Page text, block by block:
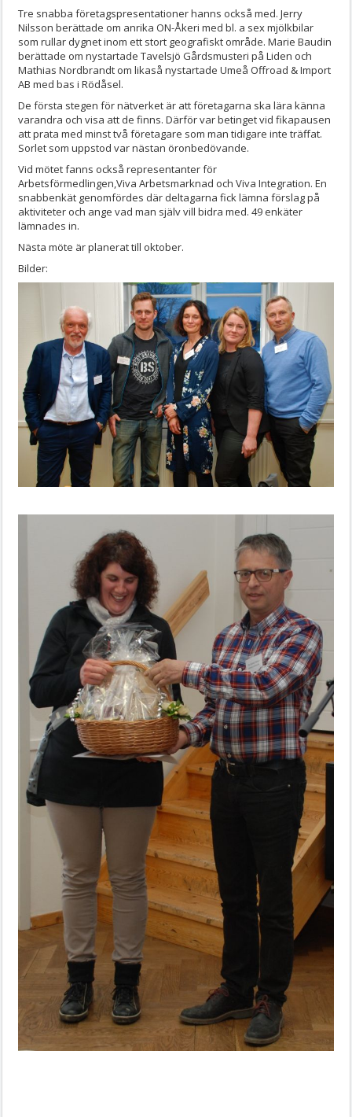
Tre snabba företagspresentationer hanns också med. Jerry
Nilsson berättade om anrika ON-Åkeri med bl. a sex mjölkbilar
som rullar dygnet inom ett stort geografiskt område. Marie Baudin
berättade om nystartade Tavelsjö Gårdsmusteri på Liden och
Mathias Nordbrandt om likaså nystartade Umeå Offroad & Import
AB med bas i Rödåsel.
De första stegen för nätverket är att företagarna ska lära känna
varandra och visa att de finns. Därför var betinget vid fikapausen
att prata med minst två företagare som man tidigare inte träffat.
Sorlet som uppstod var nästan öronbedövande.
Vid mötet fanns också representanter för
Arbetsförmedlingen,Viva Arbetsmarknad och Viva Integration. En
snabbenkät genomfördes där deltagarna fick lämna förslag på
aktiviteter och ange vad man själv vill bidra med. 49 enkäter
lämnades in.
Nästa möte är planerat till oktober.
Bilder: